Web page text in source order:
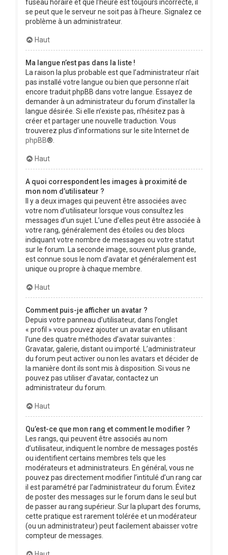
fuseau horaire et que l’heure est toujours incorrecte, il
se peut que le serveur ne soit pas à l’heure. Signalez ce
problème à un administrateur.
Haut
Ma langue n’est pas dans la liste !
La raison la plus probable est que l’administrateur n’ait
pas installé votre langue ou bien que personne n’ait
encore traduit phpBB dans votre langue. Essayez de
demander à un administrateur du forum d’installer la
langue désirée. Si elle n’existe pas, n’hésitez pas à
créer et partager une nouvelle traduction. Vous
trouverez plus d’informations sur le site Internet de
phpBB®.
Haut
A quoi correspondent les images à proximité de
mon nom d’utilisateur ?
Il y a deux images qui peuvent être associées avec
votre nom d’utilisateur lorsque vous consultez les
messages d’un sujet. L’une d’elles peut être associée à
votre rang, généralement des étoiles ou des blocs
indiquant votre nombre de messages ou votre statut
sur le forum. La seconde image, souvent plus grande,
est connue sous le nom d’avatar et généralement est
unique ou propre à chaque membre.
Haut
Comment puis-je afficher un avatar ?
Depuis votre panneau d’utilisateur, dans l’onglet
« profil » vous pouvez ajouter un avatar en utilisant
l’une des quatre méthodes d’avatar suivantes :
Gravatar, galerie, distant ou importé. L’administrateur
du forum peut activer ou non les avatars et décider de
la manière dont ils sont mis à disposition. Si vous ne
pouvez pas utiliser d’avatar, contactez un
administrateur du forum.
Haut
Qu’est-ce que mon rang et comment le modifier ?
Les rangs, qui peuvent être associés au nom
d’utilisateur, indiquent le nombre de messages postés
ou identifient certains membres tels que les
modérateurs et administrateurs. En général, vous ne
pouvez pas directement modifier l’intitulé d’un rang car
il est paramétré par l’administrateur du forum. Évitez
de poster des messages sur le forum dans le seul but
de passer au rang supérieur. Sur la plupart des forums,
cette pratique est rarement tolérée et un modérateur
(ou un administrateur) peut facilement abaisser votre
compteur de messages.